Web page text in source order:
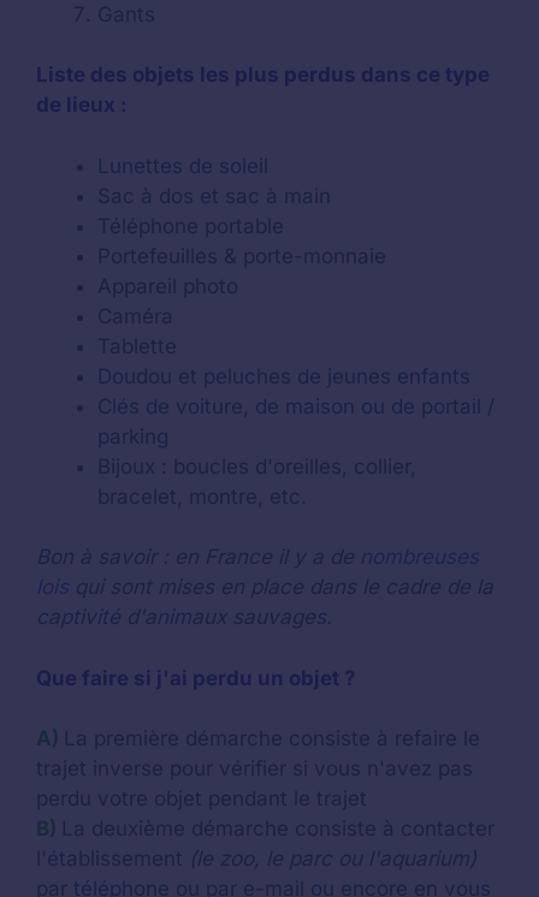
Gants
Liste des objets les plus perdus dans ce type
de lieux :
Lunettes de soleil
Sac à dos et sac à main
Téléphone portable
Portefeuilles & porte-monnaie
Appareil photo
Caméra
Tablette
Doudou et peluches de jeunes enfants
Clés de voiture, de maison ou de portail /
parking
Bijoux : boucles d'oreilles, collier,
bracelet, montre, etc.
Bon à savoir : en France il y a de nombreuses
lois qui sont mises en place dans le cadre de la
captivité d'animaux sauvages.
Que faire si j'ai perdu un objet ?
A) La première démarche consiste à refaire le
trajet inverse pour vérifier si vous n'avez pas
perdu votre objet pendant le trajet
B) La deuxième démarche consiste à contacter
l'établissement (le zoo, le parc ou l'aquarium)
par téléphone ou par e-mail ou encore en vous